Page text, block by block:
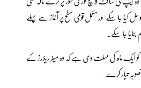
حل کیا جا سکے اور مکمل قومی سطح پر آغاز سے پہلے
جا سکے۔
ایک ماہ کی مہلت دی ہے کہ وہ میٹر ریڈرز کے
تیار کرے۔